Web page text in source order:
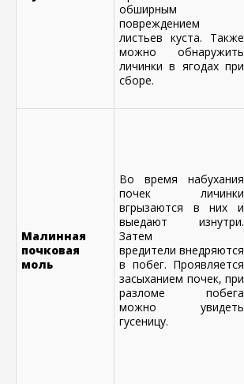
обширным
повреждением
листьев куста. Также
можно обнаружить
личинки в ягодах при
сборе.
Малинная
почковая
моль
Во время набухания
почек личинки
вгрызаются в них и
выедают изнутри.
Затем
вредители внедряются
в побег. Проявляется
засыханием почек, при
разломе побега
можно увидеть
гусеницу.